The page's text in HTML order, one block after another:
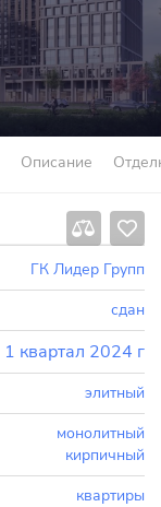
Описание
ГК Лидер Групп
сдан
1 квартал 2024 г
элитный
монолитный
кирпичный
квартиры